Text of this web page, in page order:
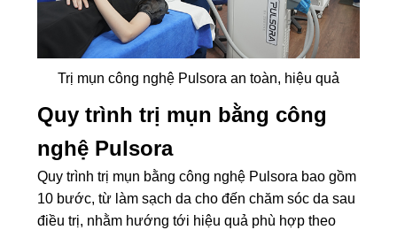
Trị mụn công nghệ Pulsora an toàn, hiệu quả
Quy trình trị mụn bằng công
nghệ Pulsora
Quy trình trị mụn bằng công nghệ Pulsora bao gồm
10 bước, từ làm sạch da cho đến chăm sóc da sau
điều trị, nhằm hướng tới hiệu quả phù hợp theo